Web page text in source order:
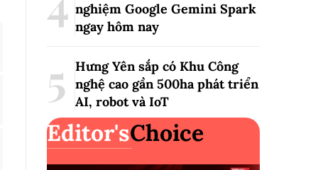
nghiệm Google Gemini Spark
ngay hôm nay
Hưng Yên sắp có Khu Công
nghệ cao gần 500ha phát triển
AI, robot và IoT
Editor'sChoice